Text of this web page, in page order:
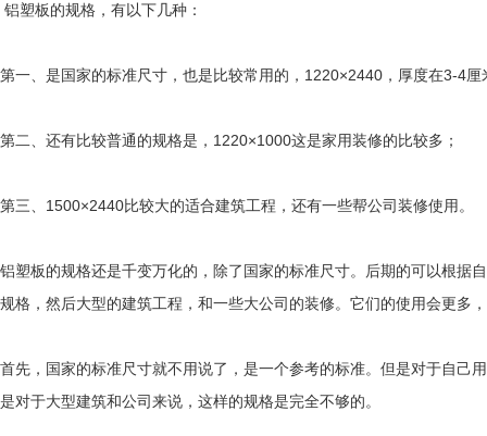
铝塑板的规格，有以下几种：
第一、是国家的标准尺寸，也是比较常用的，1220×2440，厚度在3-4厘
第二、还有比较普通的规格是，1220×1000这是家用装修的比较多；
第三、1500×2440比较大的适合建筑工程，还有一些帮公司装修使用。
铝塑板的规格还是千变万化的，除了国家的标准尺寸。后期的可以根据
规格，然后大型的建筑工程，和一些大公司的装修。它们的使用会更多
首先，国家的标准尺寸就不用说了，是一个参考的标准。但是对于自己
是对于大型建筑和公司来说，这样的规格是完全不够的。